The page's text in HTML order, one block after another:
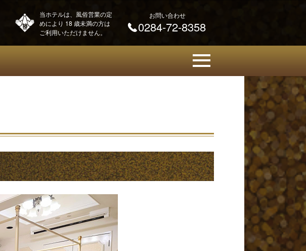
当ホテルは、風俗営業の定
めにより 18 歳未満の方は
ご利用いただけません。
お問い合わせ
0284-72-8358